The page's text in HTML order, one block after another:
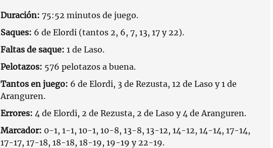
Duración: 75:52 minutos de juego.
Saques: 6 de Elordi (tantos 2, 6, 7, 13, 17 y 22).
Faltas de saque: 1 de Laso.
Pelotazos: 576 pelotazos a buena.
Tantos en juego: 6 de Elordi, 3 de Rezusta, 12 de Laso y 1 de
Aranguren.
Errores: 4 de Elordi, 2 de Rezusta, 2 de Laso y 4 de Aranguren.
Marcador: 0-1, 1-1, 10-1, 10-8, 13-8, 13-12, 14-12, 14-14, 17-14,
17-17, 17-18, 18-18, 18-19, 19-19 y 22-19.